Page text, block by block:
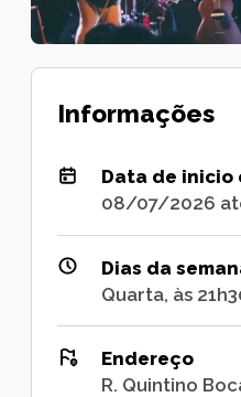
Informações
Data de inicio
08/07/2026
Dias da
Quarta, às
Endereço
R. Quintino